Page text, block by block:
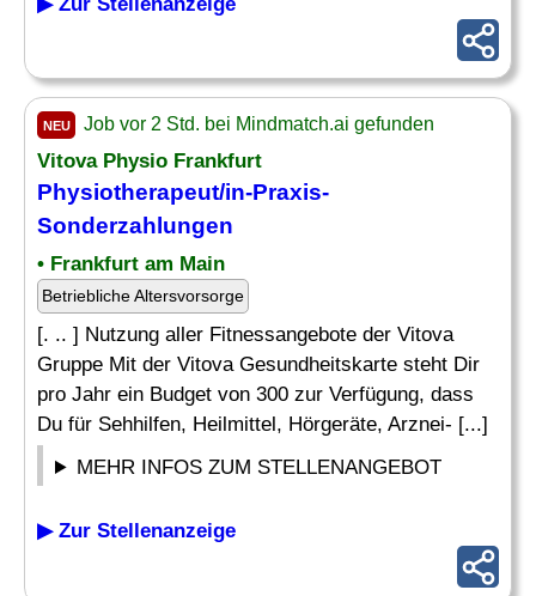
NEU Job vor 2 Std. bei Mindmatch.ai gefunden
Vitova Physio Frankfurt
Physiotherapeut/in-Praxis-
Sonderzahlungen
• Frankfurt am Main
Betriebliche Altersvorsorge
[. .. ] Nutzung aller Fitnessangebote der Vitova
Gruppe Mit der Vitova Gesundheitskarte steht Dir
pro Jahr ein Budget von 300 zur Verfügung, dass
Du für Sehhilfen, Heilmittel, Hörgeräte, Arznei- [...]
MEHR INFOS ZUM STELLENANGEBOT
▶ Zur Stellenanzeige